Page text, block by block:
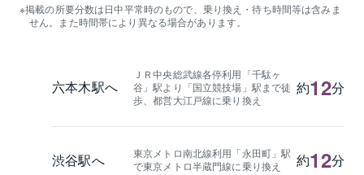
掲載の所要分数は日中平常時のもので、乗り換え・待ち時間等は含みま
せん。また時間帯により異なる場合があります。
六本木駅へ
ＪＲ中央総武線各停利用「千駄ヶ
谷」駅より「国立競技場」駅まで徒
歩、都営大江戸線に乗り換え
約12分
渋谷駅へ
東京メトロ南北線利用「永田町」駅
で東京メトロ半蔵門線に乗り換え
約12分